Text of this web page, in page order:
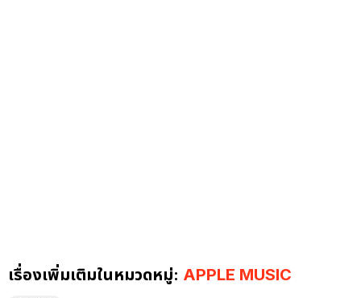
เรื่องเพิ่มเติมในหมวดหมู่: APPLE MUSIC